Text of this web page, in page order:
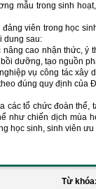
mẫu trong sinh
viên trong học
dung sau:
cao nhận thức, ý
dưỡng, tạo nguồn
vụ công tác xây
đúng quy định
các tổ chức đoàn
như chiến dịch mùa
học sinh, sinh viên
Từ khóa: